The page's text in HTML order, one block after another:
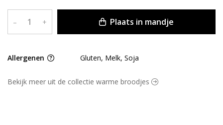
– + Plaats in mandje
Allergenen Gluten, Melk, Soja
Bekijk meer uit de collectie warme broodjes